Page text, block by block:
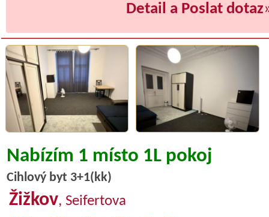
Detail a Poslat dotaz
Nabízím 1 místo 1L pokoj
Cihlový byt 3+1(kk)
Žižkov, Seifertova